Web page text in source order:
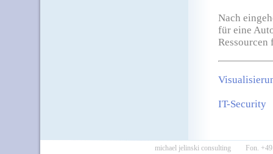
Nach
für eine
Ressourcen
IT-Security
michael jelinski consulting Fon.